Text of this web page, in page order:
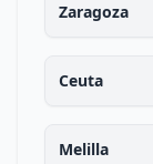
Zaragoza
Ceuta
Melilla